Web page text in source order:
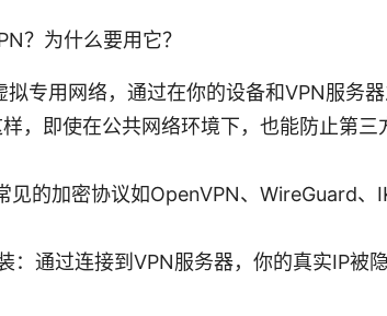
？为什么要用它？
拟专用网络，通过在你的设备和VPN服务
，即使在公共网络环境下，也能防止第三
见的加密协议如OpenVPN、WireGuard、
：通过连接到VPN服务器，你的真实IP被